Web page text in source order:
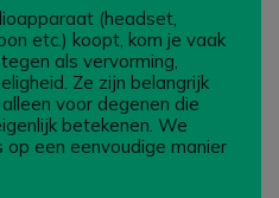
(headset,
etc.) koopt, kom je vaak
als vervorming,
Ze zijn belangrijk
voor degenen die
betekenen. We
een eenvoudige manier